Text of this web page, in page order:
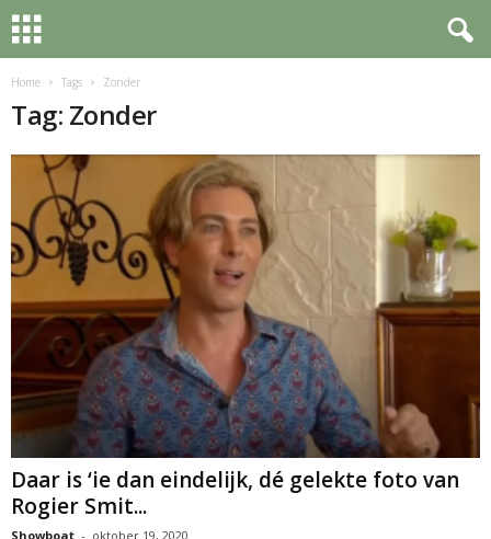
Home Tags Zonder
Tag: Zonder
Daar is ‘ie dan eindelijk, dé gelekte foto van
Rogier Smit...
Showboat - oktober 19, 2020